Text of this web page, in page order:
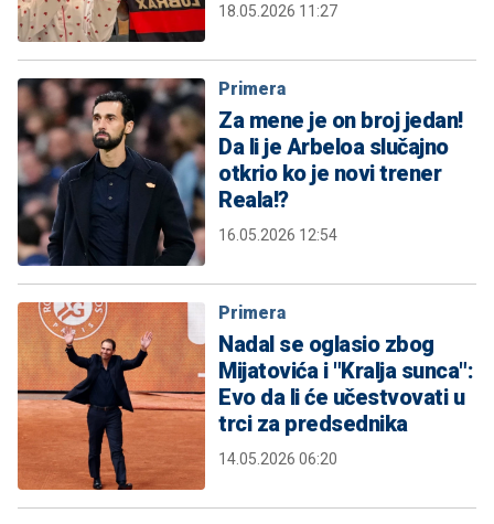
18.05.2026 11:27
Primera
Za mene je on broj jedan!
Da li je Arbeloa slučajno
otkrio ko je novi trener
Reala!?
16.05.2026 12:54
Primera
Nadal se oglasio zbog
Mijatovića i "Kralja sunca":
Evo da li će učestvovati u
trci za predsednika
14.05.2026 06:20